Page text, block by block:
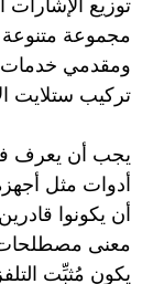
توزيع الإشارات
مجموعة متنوعة
ومقدمي خدمات
تركيب ستلايت
يجب أن يعرف
أدوات مثل
أن يكونوا
يكون مُثبِّت